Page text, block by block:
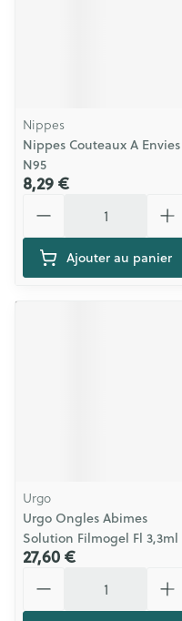
Nippes
Nippes Couteaux A Envies
N95
8,29 €
Ajouter au panier
Urgo
Urgo Ongles Abimes
Solution Filmogel Fl 3,3ml
27,60 €